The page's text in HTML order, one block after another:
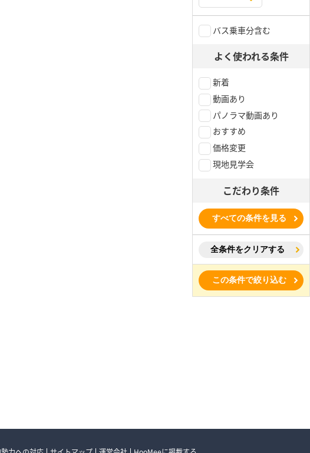
バス乗車分含む
よく使われる条件
新着
動画あり
パノラマ動画あり
おすすめ
価格変更
現地見学会
こだわり条件
すべての条件を見る
全条件をクリアする
この条件で絞り込む